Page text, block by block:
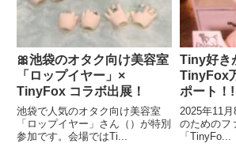
🎀池袋のオタク向け美容室
「ロップイヤー」×
TinyFox コラボ出展！
池袋で人気のオタク向け美容室
「ロップイヤー」さん（）が特別
参加です。会場ではTi...
Tiny好き
TinyFox
ポート！!
2025年11
のためのフ
「TinyFo...